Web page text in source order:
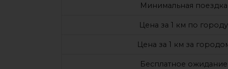
Минимальная поездка
Цена за 1 км по городу
Цена за 1 км за
Бесплатное ожидание